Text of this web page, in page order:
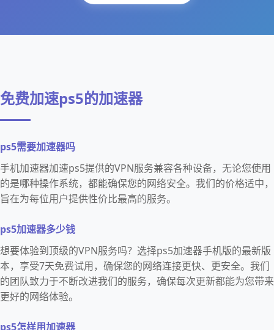
免费加速ps5的加速器
ps5需要加速器吗
手机加速器加速ps5提供的VPN服务兼容各种设备，无论您使用
的是哪种操作系统，都能确保您的网络安全。我们的价格适中，
旨在为每位用户提供性价比最高的服务。
ps5加速器多少钱
想要体验到顶级的VPN服务吗？选择ps5加速器手机版的最新版
本，享受7天免费试用，确保您的网络连接更快、更安全。我们
的团队致力于不断改进我们的服务，确保每次更新都能为您带来
更好的网络体验。
ps5怎样用加速器